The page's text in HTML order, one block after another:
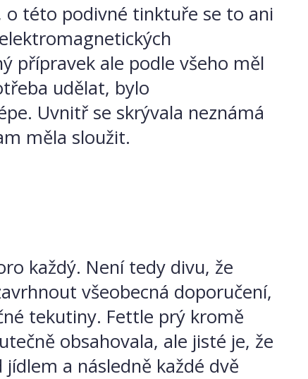
o této podivné tinktuře se to ani
přípravek ale podle všeho měl
udělat, bylo
Uvnitř se skrývala neznámá
měla sloužit.
každý. Není tedy divu, že
všeobecná doporučení,
tekutiny. Fettle prý kromě
obsahovala, ale jisté je, že
a následně každé dvě